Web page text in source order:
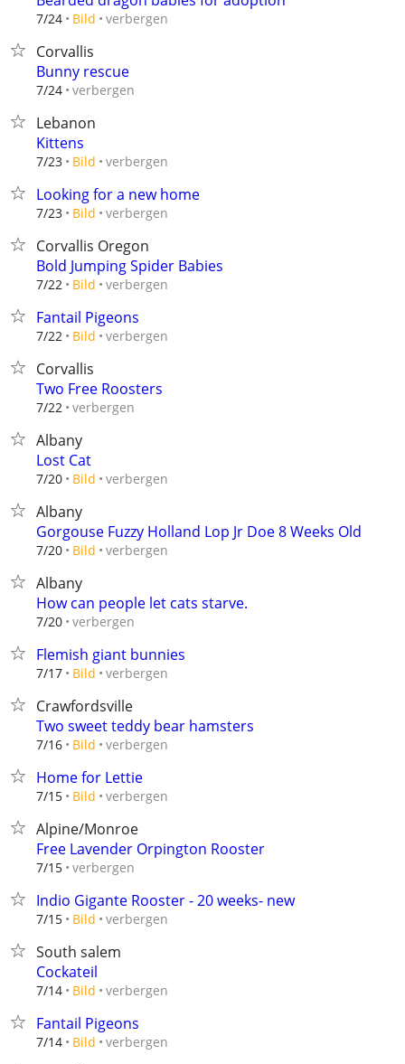
7/24 Bild verbergen
Corvallis
Bunny rescue
7/24 verbergen
Lebanon
Kittens
7/23 Bild verbergen
Looking for a new home
7/23 Bild verbergen
Corvallis Oregon
Bold Jumping Spider Babies
7/22 Bild verbergen
Fantail Pigeons
7/22 Bild verbergen
Corvallis
Two Free Roosters
7/22 verbergen
Albany
Lost Cat
7/20 Bild verbergen
Albany
Gorgouse Fuzzy Holland Lop Jr Doe 8 Weeks Old
7/20 Bild verbergen
Albany
How can people let cats starve.
7/20 verbergen
Flemish giant bunnies
7/17 Bild verbergen
Crawfordsville
Two sweet teddy bear hamsters
7/16 Bild verbergen
Home for Lettie
7/15 Bild verbergen
Alpine/Monroe
Free Lavender Orpington Rooster
7/15 verbergen
Indio Gigante Rooster - 20 weeks- new
7/15 Bild verbergen
South salem
Cockateil
7/14 Bild verbergen
Fantail Pigeons
7/14 Bild verbergen